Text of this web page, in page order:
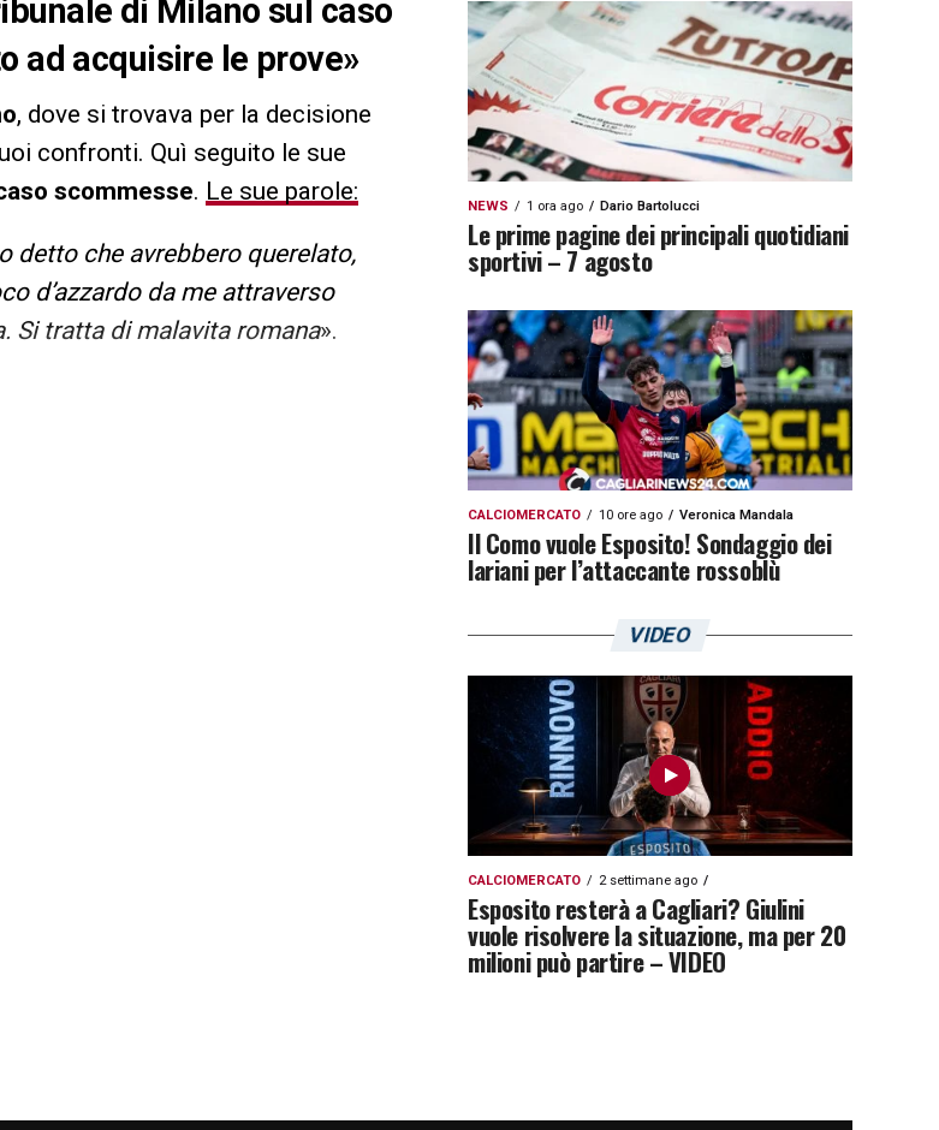
di Milano sul caso
ad acquisire le prove»
, dove si trovava per la decisione
confronti. Quì seguito le sue
scommesse. Le sue parole:
detto che avrebbero querelato,
d’azzardo da me attraverso
Si tratta di malavita romana».
NEWS 1 ora ago Dario Bartolucci
Le prime pagine dei principali quotidiani
sportivi – 7 agosto
CALCIOMERCATO 10 ore ago Veronica Mandala
Il Como vuole Esposito! Sondaggio dei
lariani per l’attaccante rossoblù
VIDEO
CALCIOMERCATO 2 settimane ago
Esposito resterà a Cagliari? Giulini
vuole risolvere la situazione, ma per 20
milioni può partire – VIDEO